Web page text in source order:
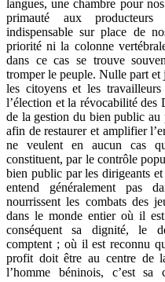
langues, une chambre pour
primauté aux
indispensable sur place de
priorité ni la colonne
dans ce cas se trouve
tromper le peuple. Nulle part
les citoyens et les
l’élection et la révocabilité des
de la gestion du bien public
afin de restaurer et amplifier
ne veulent en aucun cas
constituent, par le contrôle
bien public par les dirigeants
entend généralement pas
nourrissent les combats des
dans le monde entier où il
conséquent sa dignité, le
comptent ; où il est reconnu
profit doit être au centre de
l’homme béninois, c’est